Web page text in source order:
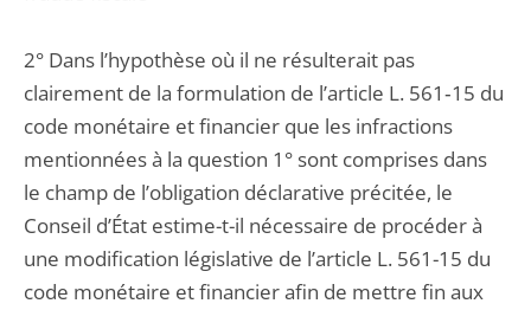
2° Dans l’hypothèse où il ne résulterait pas
clairement de la formulation de l’article L. 561‑15 du
code monétaire et financier que les infractions
mentionnées à la question 1° sont comprises dans
le champ de l’obligation déclarative précitée, le
Conseil d’État estime-t-il nécessaire de procéder à
une modification législative de l’article L. 561-15 du
code monétaire et financier afin de mettre fin aux